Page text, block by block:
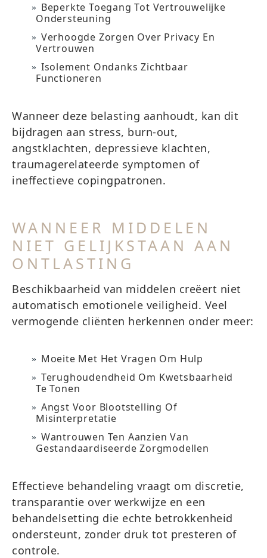
Beperkte Toegang Tot Vertrouwelijke
Ondersteuning
Verhoogde Zorgen Over Privacy En
Vertrouwen
Isolement Ondanks Zichtbaar
Functioneren
Wanneer deze belasting aanhoudt, kan dit
bijdragen aan stress, burn-out,
angstklachten, depressieve klachten,
traumagerelateerde symptomen of
ineffectieve copingpatronen.
WANNEER MIDDELEN
NIET GELIJKSTAAN AAN
ONTLASTING
Beschikbaarheid van middelen creëert niet
automatisch emotionele veiligheid. Veel
vermogende cliënten herkennen onder meer:
Moeite Met Het Vragen Om Hulp
Terughoudendheid Om Kwetsbaarheid
Te Tonen
Angst Voor Blootstelling Of
Misinterpretatie
Wantrouwen Ten Aanzien Van
Gestandaardiseerde Zorgmodellen
Effectieve behandeling vraagt om discretie,
transparantie over werkwijze en een
behandelsetting die echte betrokkenheid
ondersteunt, zonder druk tot presteren of
controle.